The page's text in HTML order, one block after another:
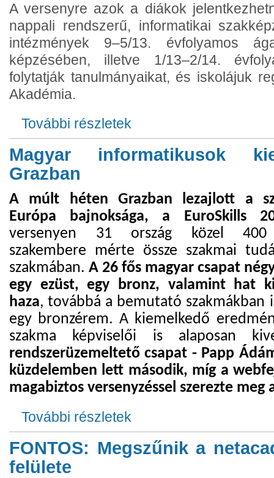
A versenyre azok a diákok
nappali rendszerű, informatikai
intézmények 9–5/13. évfolyamos
képzésében, illetve 1/13–2/14.
folytatják tanulmányaikat, és iskolájuk
Akadémia.
További részletek
Magyar informatikusok
Grazban
A múlt héten Grazban lezajlott a
Európa bajnoksága, a EuroSkills
versenyen 31 ország közel
szakembere mérte össze szakmai
szakmában. A 26 fős magyar csapat
egy ezüst, egy bronz, valamint hat
haza, továbbá a bemutató szakmákban
egy bronzérem. A kiemelkedő
szakma képviselői is alaposan
rendszerüzemeltető csapat - Papp
küzdelemben lett második, míg a
magabiztos versenyzéssel szerezte meg
További részletek
FONTOS: Megszűnik a
felülete